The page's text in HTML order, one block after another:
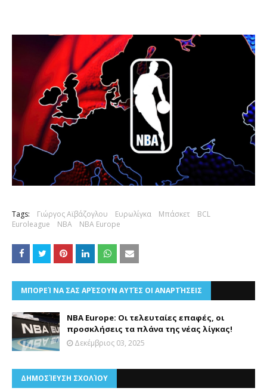
Tags: Γιώργος Αϊβάζογλου Ευρωλίγκα Μπάσκετ
BCL
Euroleague
NBA NBA Europe
ΜΠΟΡΕΊ ΝΑ ΣΑΣ ΑΡΈΣΟΥΝ ΑΥΤΈΣ ΟΙ ΑΝΑΡΤΉΣΕΙΣ
NBA Europe: Οι τελευταίες επαφές, οι
προσκλήσεις τα πλάνα της νέας λίγκας!
Δεκέμβριος 03, 2025
ΔΗΜΟΣΊΕΥΣΗ ΣΧΟΛΊΟΥ